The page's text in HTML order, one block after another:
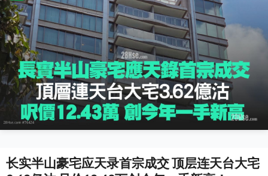
长实半山豪宅应天录首宗成交 顶层连天台大宅